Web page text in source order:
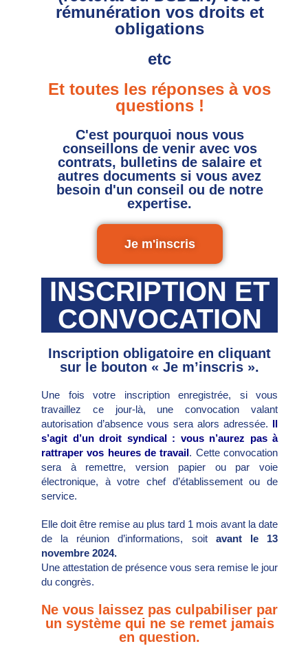
rémunération vos droits et
obligations
etc
Et toutes les réponses à vos
questions !
C'est pourquoi nous vous
conseillons de venir avec vos
contrats, bulletins de salaire et
autres documents si vous avez
besoin d'un conseil ou de notre
expertise.
Je m'inscris
INSCRIPTION ET
CONVOCATION
Inscription obligatoire en cliquant
sur le bouton « Je m’inscris ».
Une fois votre inscription enregistrée, si vous
travaillez ce jour-là, une convocation valant
autorisation d’absence vous sera alors adressée. Il
s’agit d’un droit syndical : vous n’aurez pas à
rattraper vos heures de travail. Cette convocation
sera à remettre, version papier ou par voie
électronique, à votre chef d’établissement ou de
service.
Elle doit être remise au plus tard 1 mois avant la date
de la réunion d’informations, soit avant le 13
novembre 2024.
Une attestation de présence vous sera remise le jour
du congrès.
Ne vous laissez pas culpabiliser par
un système qui ne se remet jamais
en question.